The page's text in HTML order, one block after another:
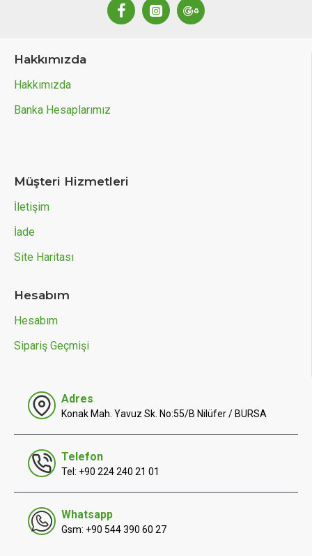
Hakkımızda
Hakkımızda
Banka Hesaplarımız
Müşteri Hizmetleri
İletişim
İade
Site Haritası
Hesabım
Hesabım
Sipariş Geçmişi
Adres
Konak Mah. Yavuz Sk. No:55/B Nilüfer / BURSA
Telefon
Tel: +90 224 240 21 01
Whatsapp
Gsm: +90 544 390 60 27